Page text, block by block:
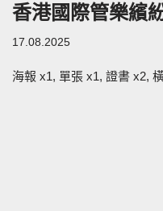
香港國際管樂繽
17.08.2025
海報 x1, 單張 x1, 證書 x2,